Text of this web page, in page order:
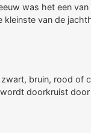
was het een
van de
bruin, rood
doorkruist